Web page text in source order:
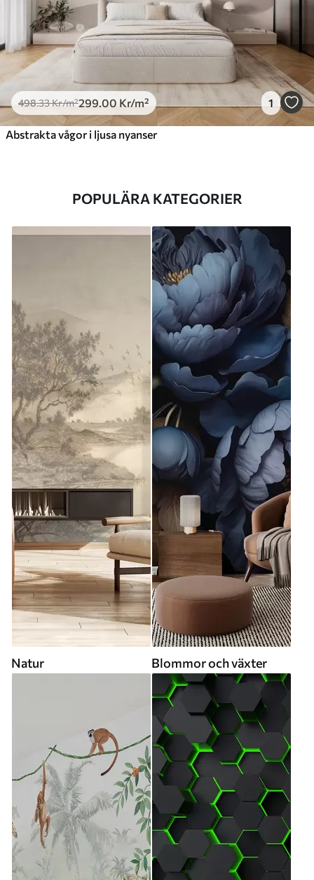
498.33Kr/m²299.00 Kr/m² 1
Abstrakta vågor i ljusa nyanser
POPULÄRA KATEGORIER
Natur Blommor och växter